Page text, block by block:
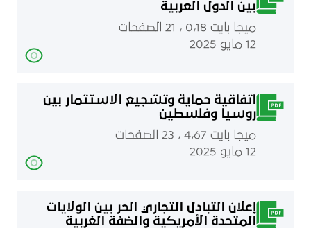
بين الدول العربية
ميجا بايت 0٫18 ، 21 الصفحات
12 مايو 2025
اتفاقية حماية وتشجيع الاستثمار بين
روسيا وفلسطين
ميجا بايت 4٫67 ، 23 الصفحات
12 مايو 2025
إعلان التبادل التجاري الحر بين الولايات
المتحدة الأمريكية والضفة الغربية